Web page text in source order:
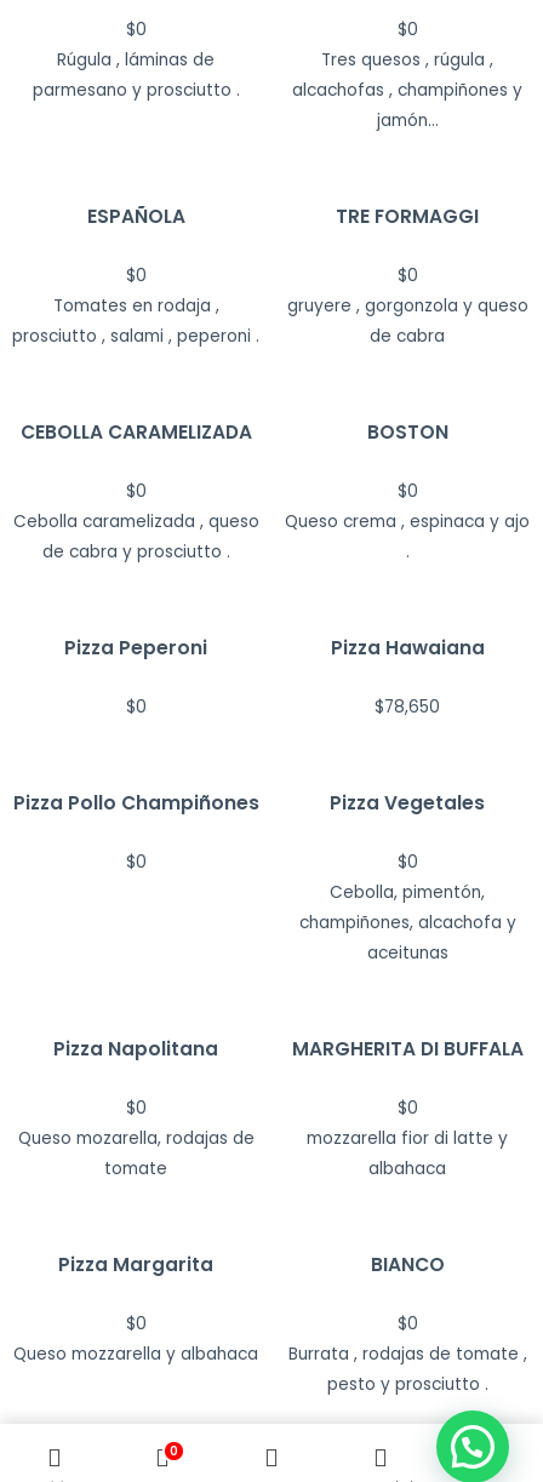
$0
Rúgula , láminas de
parmesano y prosciutto .
$0
Tres quesos , rúgula ,
alcachofas , champiñones y
jamón...
ESPAÑOLA
$0
Tomates en rodaja ,
prosciutto , salami , peperoni .
TRE FORMAGGI
$0
gruyere , gorgonzola y queso
de cabra
CEBOLLA CARAMELIZADA
$0
Cebolla caramelizada , queso
de cabra y prosciutto .
BOSTON
$0
Queso crema , espinaca y ajo
.
Pizza Peperoni
$0
Pizza Hawaiana
$78,650
Pizza Pollo Champiñones
$0
Pizza Vegetales
$0
Cebolla, pimentón,
champiñones, alcachofa y
aceitunas
Pizza Napolitana
$0
Queso mozarella, rodajas de
tomate
MARGHERITA DI BUFFALA
$0
mozzarella fior di latte y
albahaca
Pizza Margarita
$0
Queso mozzarella y albahaca
BIANCO
$0
Burrata , rodajas de tomate ,
pesto y prosciutto .
0